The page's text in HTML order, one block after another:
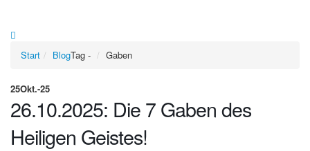
Start BlogTag - Gaben
25Okt.-25
26.10.2025: Die 7 Gaben des
Heiligen Geistes!